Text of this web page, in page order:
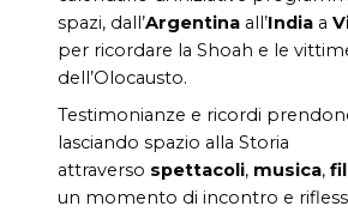
spazi, dall’Argentina all’India a
per ricordare la Shoah e le
dell’Olocausto.
Testimonianze e ricordi
lasciando spazio alla Storia
attraverso spettacoli, musica,
un momento di incontro e